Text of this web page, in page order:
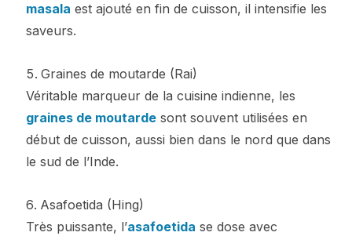
masala est ajouté en fin de cuisson, il intensifie les
saveurs.
Graines de moutarde (Rai)
Véritable marqueur de la cuisine indienne, les
graines de moutardesont souvent utilisées en
début de cuisson, aussi bien dans le nord que dans
le sud de l’Inde.
Asafoetida (Hing)
Très puissante, l’asafoetida se dose avec